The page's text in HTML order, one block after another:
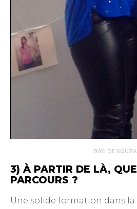
BAYI DE SOUZA
3) À PARTIR DE LÀ,
PARCOURS ?
Une solide formation dans la